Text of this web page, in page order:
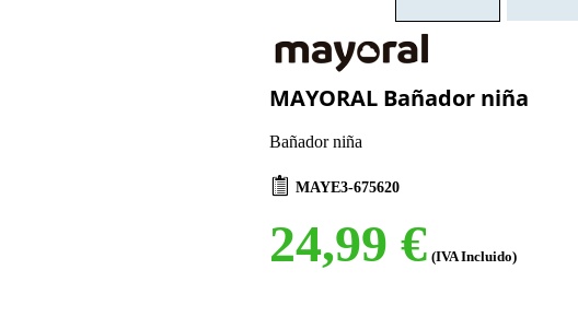
MAYORAL Bañador niña
Bañador niña
MAYE3-675620
24,99 € (IVA Incluido)